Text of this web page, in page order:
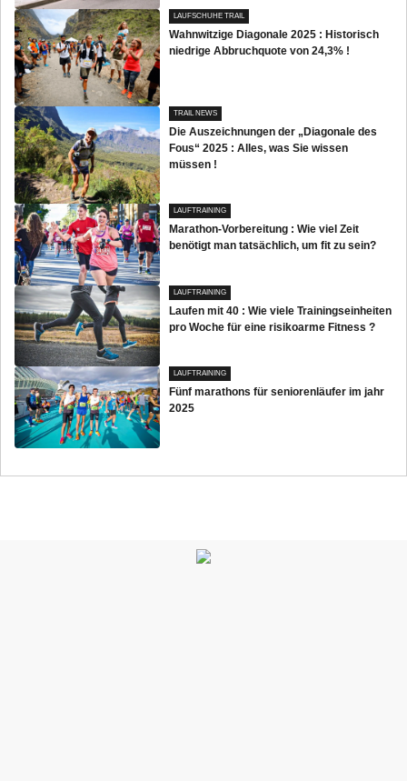
LAUFSCHUHE TRAIL
Wahnwitzige Diagonale 2025 : Historisch
niedrige Abbruchquote von 24,3% !
TRAIL NEWS
Die Auszeichnungen der „Diagonale des
Fous“ 2025 : Alles, was Sie wissen
müssen !
LAUFTRAINING
Marathon-Vorbereitung : Wie viel Zeit
benötigt man tatsächlich, um fit zu sein?
LAUFTRAINING
Laufen mit 40 : Wie viele Trainingseinheiten
pro Woche für eine risikoarme Fitness ?
LAUFTRAINING
Fünf marathons für seniorenläufer im jahr
2025